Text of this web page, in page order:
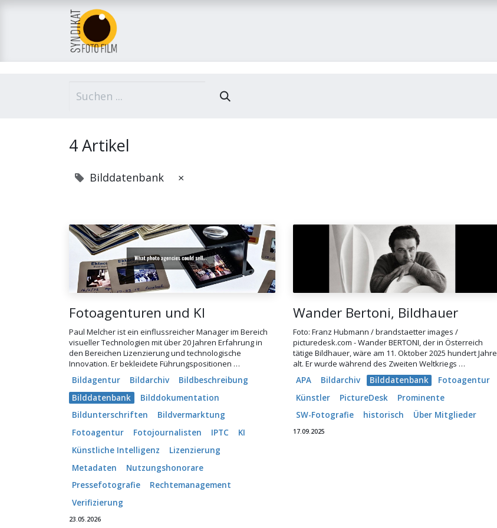
4 Artikel
Bilddatenbank ×
Fotoagenturen und KI
Paul Melcher ist ein einflussreicher Manager im Bereich
visueller Technologien mit über 20 Jahren Erfahrung in
den Bereichen Lizenzierung und technologische
Innovation. Er bekleidete Führungspositionen …
Bildagentur
Bildarchiv
Bildbeschreibung
Bilddatenbank
Bilddokumentation
Bildunterschriften
Bildvermarktung
Fotoagentur
Fotojournalisten IPTC
KI
Künstliche Intelligenz
Lizenzierung
Metadaten
Nutzungshonorare
Pressefotografie
Rechtemanagement
Verifizierung
23.05.2026
Wander Bertoni, Bildhauer
Foto: Franz Hubmann / brandstaetter images /
picturedesk.com - Wander BERTONI, der in Österreich
tätige Bildhauer, wäre am 11. Oktober 2025 hundert Jahre
alt. Er wurde während des Zweiten Weltkriegs …
APA
Bildarchiv Bilddatenbank
Fotoagentur
Künstler
PictureDesk
Prominente
SW-Fotografie
historisch Über Mitglieder
17.09.2025